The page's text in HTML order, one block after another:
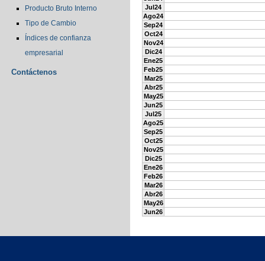
Producto Bruto Interno
Tipo de Cambio
Índices de confianza
empresarial
Contáctenos
Jul24
Ago24
Sep24
Oct24
Nov24
Dic24
Ene25
Feb25
Mar25
Abr25
May25
Jun25
Jul25
Ago25
Sep25
Oct25
Nov25
Dic25
Ene26
Feb26
Mar26
Abr26
May26
Jun26